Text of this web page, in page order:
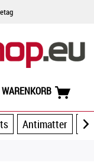
WARENKORB
Antimatter